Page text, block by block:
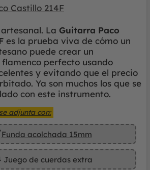
Castillo 214F
La Guitarra Paco
es la prueba viva de cómo un
puede crear un
perfecto usando
y evitando que el precio
Ya son muchos los que se
con este instrumento.
adjunta con:
Funda acolchada 15mm
Juego de cuerdas extra